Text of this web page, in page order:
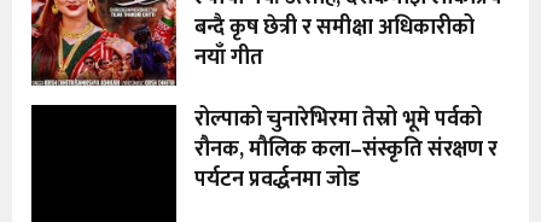
बन्दै कृष छेत्री र समीक्षा अधिकारीको
नयाँ गीत
रोल्पाको चुनारेभिरमा तेस्रो भूमे पर्वको
रौनक, मौलिक कला–संस्कृति संरक्षण र
पर्यटन प्रवर्द्धनमा जोड